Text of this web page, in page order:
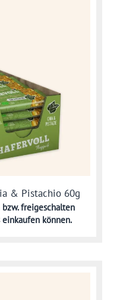
& Pistachio 60g
freigeschalten
können.